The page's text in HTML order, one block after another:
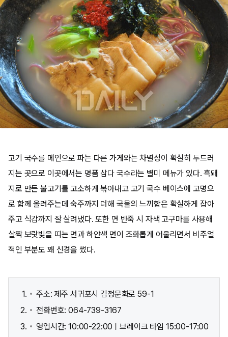
고기 국수를 메인으로 파는 다른 가게와는 차별성이 확실히 두드러
지는 곳으로 이곳에서는 명품 삼다 국수라는 별미 메뉴가 있다. 흑돼
지로 만든 불고기를 고소하게 볶아내고 고기 국수 베이스에 고명으
로 함께 올려주는데 숙주까지 더해 국물의 느끼함은 확실하게 잡아
주고 식감까지 잘 살려냈다. 또한 면 반죽 시 자색 고구마를 사용해
살짝 보랏빛을 띠는 면과 하얀색 면이 조화롭게 어울리면서 비주얼
적인 부분도 꽤 신경을 썼다.
주소: 제주 서귀포시 김정문화로 59-1
전화번호: 064-739-3167
영업시간: 10:00-22:00ㅣ브레이크 타임 15:00-17:00